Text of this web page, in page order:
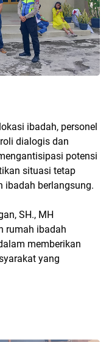
ibadah, personel
dialogis dan
potensi
situasi tetap
ibadah berlangsung.
SH., MH
rumah ibadah
memberikan
yang